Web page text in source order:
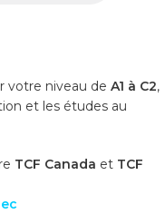
votre niveau de A1 à C2,
et les études au
TCF Canada et TCF